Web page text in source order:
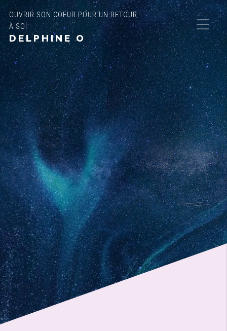
OUVRIR SON COEUR POUR UN RETOUR
À SOI
DELPHINE O